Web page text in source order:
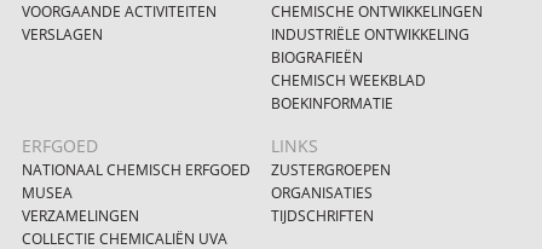
VOORGAANDE ACTIVITEITEN
VERSLAGEN
CHEMISCHE ONTWIKKELINGEN
INDUSTRIËLE ONTWIKKELING
BIOGRAFIEËN
CHEMISCH WEEKBLAD
BOEKINFORMATIE
ERFGOED
NATIONAAL CHEMISCH ERFGOED
MUSEA
VERZAMELINGEN
COLLECTIE CHEMICALIËN UVA
LINKS
ZUSTERGROEPEN
ORGANISATIES
TIJDSCHRIFTEN